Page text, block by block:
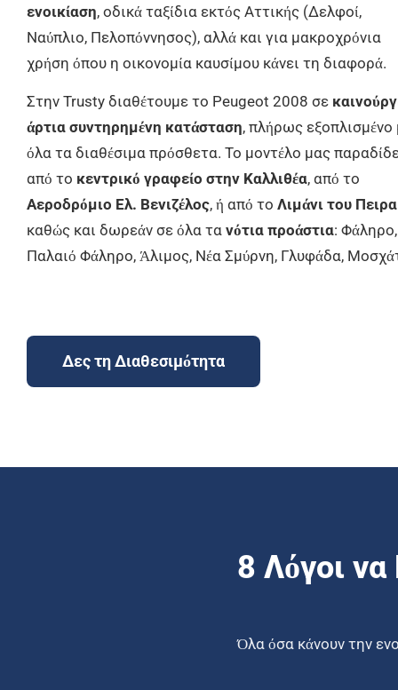
ενοικίαση, οδικά ταξίδια εκτός Αττικής (Δελφοί,
Ναύπλιο, Πελοπόννησος), αλλά και για μακροχρόνια
χρήση όπου η οικονομία καυσίμου κάνει τη διαφορά.
Στην Trusty διαθέτουμε το Peugeot 2008 σε
άρτια συντηρημένη κατάσταση, πλήρως εξοπλισμένο
όλα τα διαθέσιμα πρόσθετα. Το μοντέλο μας
από το κεντρικό γραφείο στην Καλλιθέα, από το
Αεροδρόμιο Ελ. Βενιζέλος, ή από το Λιμάνι του
καθώς και δωρεάν σε όλα τα νότια προάστια: Φάληρο,
Παλαιό Φάληρο, Άλιμος, Νέα Σμύρνη, Γλυφάδα,
Δες τη Διαθεσιμότητα
8 Λόγοι
Όλα όσα κάνουν την